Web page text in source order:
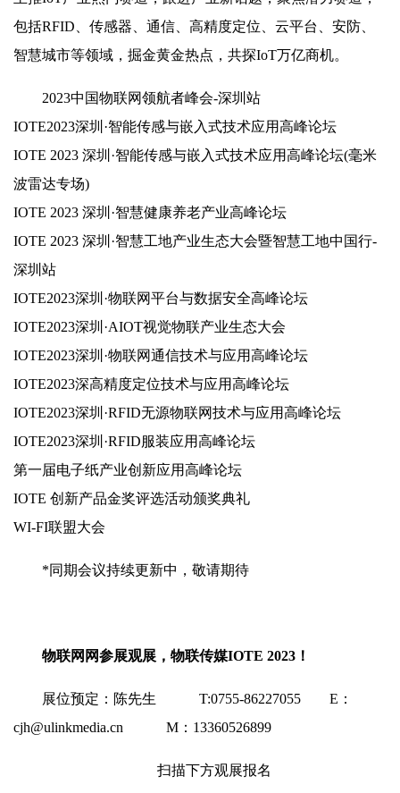
包括RFID、传感器、通信、高精度定位、云平台、安防、
智慧城市等领域，掘金黄金热点，共探IoT万亿商机。
2023中国物联网领航者峰会-深圳站
IOTE2023深圳·智能传感与嵌入式技术应用高峰论坛
IOTE 2023 深圳·智能传感与嵌入式技术应用高峰论坛(毫米
波雷达专场)
IOTE 2023 深圳·智慧健康养老产业高峰论坛
IOTE 2023 深圳·智慧工地产业生态大会暨智慧工地中国行-
深圳站
IOTE2023深圳·物联网平台与数据安全高峰论坛
IOTE2023深圳·AIOT视觉物联产业生态大会
IOTE2023深圳·物联网通信技术与应用高峰论坛
IOTE2023深高精度定位技术与应用高峰论坛
IOTE2023深圳·RFID无源物联网技术与应用高峰论坛
IOTE2023深圳·RFID服装应用高峰论坛
第一届电子纸产业创新应用高峰论坛
IOTE 创新产品金奖评选活动颁奖典礼
WI-FI联盟大会
*同期会议持续更新中，敬请期待
物联网网参展观展，物联传媒IOTE 2023 ！
展位预定：陈先生 T:0755-86227055 E：
cjh@ulinkmedia.cn M：13360526899
扫描下方观展报名